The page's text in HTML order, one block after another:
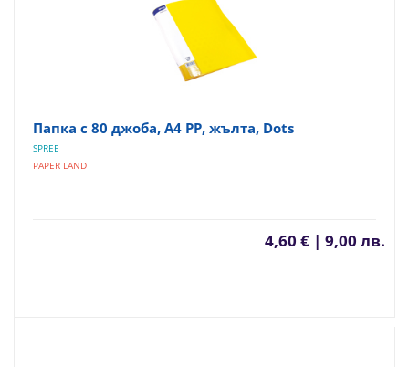
Папка с 80 джоба, A4 PP, жълта, Dots
SPREE
PAPER LAND
4,60 € | 9,00 лв.